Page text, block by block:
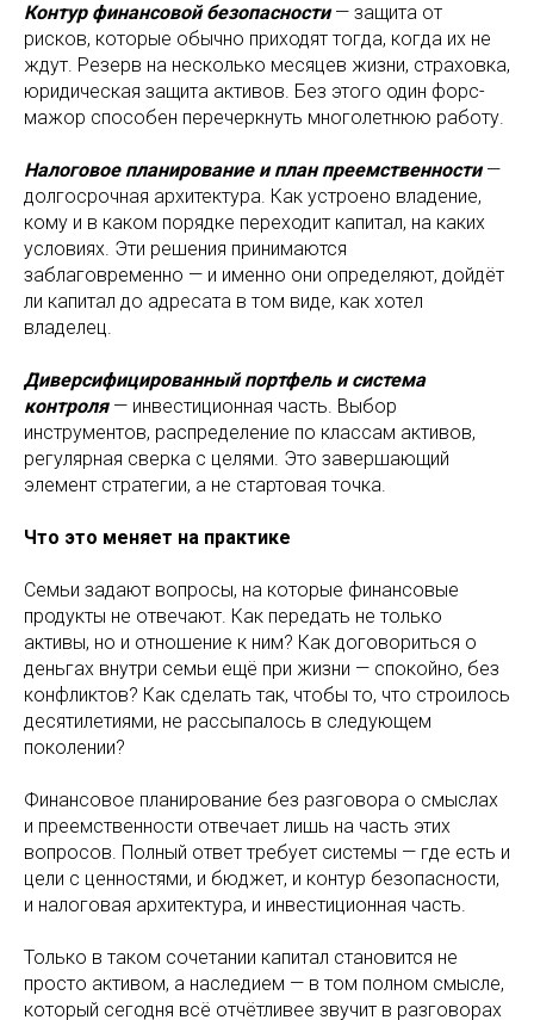
Контур финансовой безопасности — защита от
рисков, которые обычно приходят тогда, когда их не
ждут. Резерв на несколько месяцев жизни, страховка,
юридическая защита активов. Без этого один форс-
мажор способен перечеркнуть многолетнюю работу.
Налоговое планирование и план преемственности—
долгосрочная архитектура. Как устроено владение,
кому и в каком порядке переходит капитал, на каких
условиях. Эти решения принимаются
заблаговременно — и именно они определяют, дойдёт
ли капитал до адресата в том виде, как хотел
владелец.
Диверсифицированный портфель и система
контроля — инвестиционная часть. Выбор
инструментов, распределение по классам активов,
регулярная сверка с целями. Это завершающий
элемент стратегии, а не стартовая точка.
Что это меняет на практике
Семьи задают вопросы, на которые финансовые
продукты не отвечают. Как передать не только
активы, но и отношение к ним? Как договориться о
деньгах внутри семьи ещё при жизни — спокойно, без
конфликтов? Как сделать так, чтобы то, что строилось
десятилетиями, не рассыпалось в следующем
поколении?
Финансовое планирование без разговора о смыслах
и преемственности отвечает лишь на часть этих
вопросов. Полный ответ требует системы — где есть и
цели с ценностями, и бюджет, и контур безопасности,
и налоговая архитектура, и инвестиционная часть.
Только в таком сочетании капитал становится не
просто активом, а наследием — в том полном смысле,
который сегодня всё отчётливее звучит в разговорах